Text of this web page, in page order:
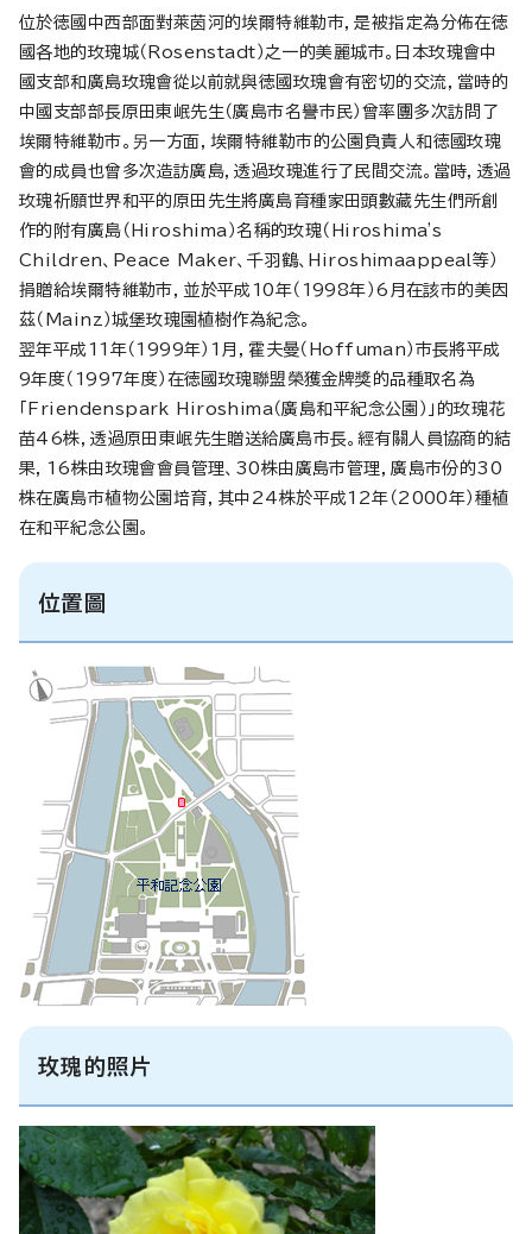
位於徳國中西部面對萊茵河的埃爾特維勒市，是被指定為分佈在徳
國各地的玫瑰城（Rosenstadt）之一的美麗城市。日本玫瑰會中
國支部和廣島玫瑰會從以前就與徳國玫瑰會有密切的交流，當時的
中國支部部長原田東岷先生（廣島市名譽市民）曾率團多次訪問了
埃爾特維勒市。另一方面，埃爾特維勒市的公園負責人和徳國玫瑰
會的成員也曾多次造訪廣島，透過玫瑰進行了民間交流。當時，透過
玫瑰祈願世界和平的原田先生將廣島育種家田頭數藏先生們所創
作的附有廣島（Hiroshima）名稱的玫瑰（Hiroshima's
Children、Peace Maker、千羽鶴、Hiroshimaappeal等）
捐贈給埃爾特維勒市，並於平成10年（1998年）6月在該市的美因
茲（Mainz）城堡玫瑰園植樹作為紀念。
翌年平成11年（1999年）1月，霍夫曼（Hoffuman）市長將平成
9年度（1997年度）在徳國玫瑰聯盟榮獲金牌獎的品種取名為
「Friendenspark Hiroshima（廣島和平紀念公園）」的玫瑰花
苗46株，透過原田東岷先生贈送給廣島市長。經有關人員協商的結
果，16株由玫瑰會會員管理、30株由廣島市管理，廣島市份的30
株在廣島市植物公園培育，其中24株於平成12年（2000年）種植
在和平紀念公園。
位置圖
玫瑰的照片